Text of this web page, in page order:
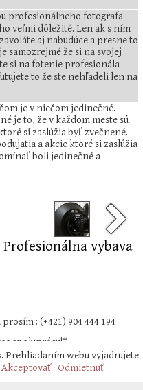
profesionálneho fotografa
veľmi dôležité. Len ak s ním
aj nabudúce a presne to
samozrejmé že si na svojej
si na fotenie profesionála
to že ste nehľadeli len na
je v niečom jedinečné.
je to, že v každom meste sú
si zaslúžia byť zvečnené.
a akcie ktoré si zaslúžia
boli jedinečné a
Profesionálna vybava
: (+421) 904 444 194
spoluprácu!“
Prehliadaním webu vyjadrujete
Akceptovať Odmietnuť